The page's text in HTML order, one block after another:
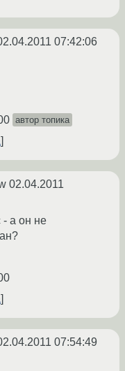
07:42:06
автор топика
02.04.2011
- а он не
07:54:49